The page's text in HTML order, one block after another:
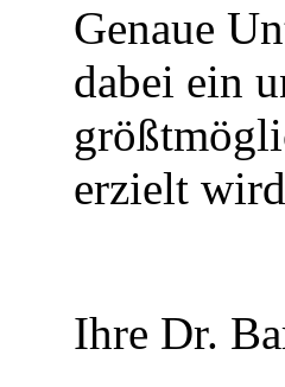
Genaue
dabei ein
erzielt
Ihre Dr.